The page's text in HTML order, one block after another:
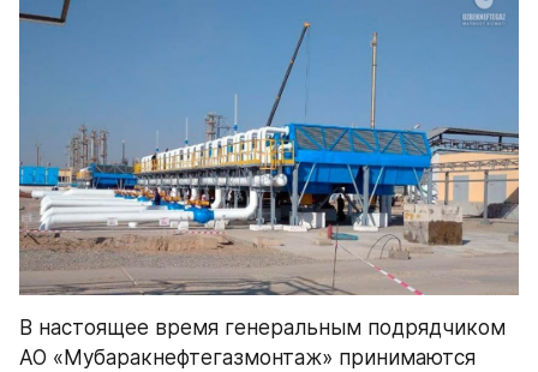
В настоящее время генеральным подрядчиком
АО «Мубаракнефтегазмонтаж» принимаются